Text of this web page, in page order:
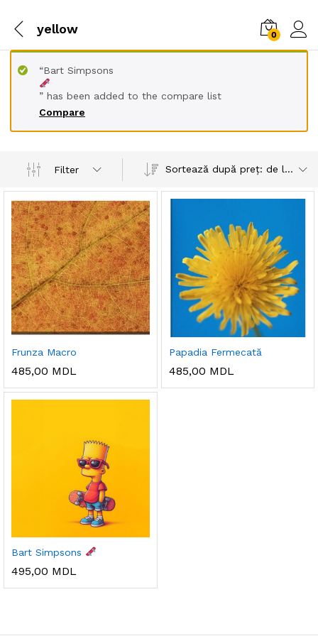
yellow 0
Compare
“Bart Simpsons
” has been added to the compare list
Filter Sortează după preț: de la mic la mare
Frunza Macro
485,00 MDL
Papadia Fermecată
485,00 MDL
Bart Simpsons
495,00 MDL